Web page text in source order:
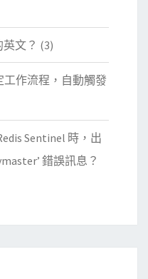
文？ (3)
工作流程，自動觸發
Sentinel 時，出
錯誤訊息？